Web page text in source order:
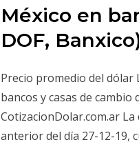
México en
DOF,
Precio promedio del dólar
bancos y casas de
CotizacionDolar.com.ar
anterior del día 27-12-19,